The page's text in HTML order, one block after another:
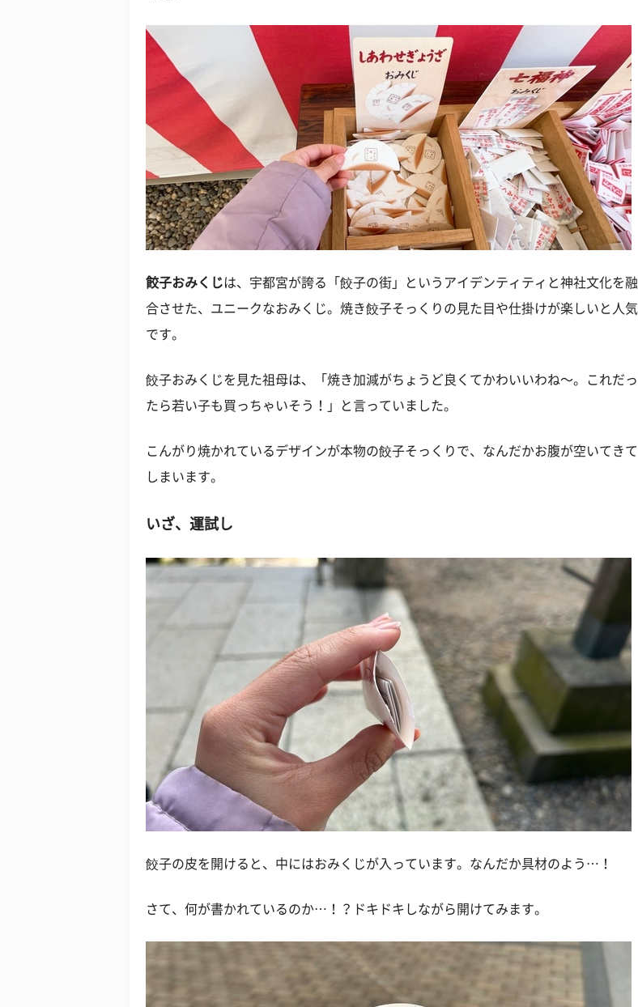
餃子おみくじは、宇都宮が誇る「餃子の街」というアイデンティティと神社文化を融
合させた、ユニークなおみくじ。焼き餃子そっくりの見た目や仕掛けが楽しいと人気
です。
餃子おみくじを見た祖母は、「焼き加減がちょうど良くてかわいいわね〜。これだっ
たら若い子も買っちゃいそう！」と言っていました。
こんがり焼かれているデザインが本物の餃子そっくりで、なんだかお腹が空いてきて
しまいます。
いざ、運試し
餃子の皮を開けると、中にはおみくじが入っています。なんだか具材のよう…！
さて、何が書かれているのか…！？ドキドキしながら開けてみます。